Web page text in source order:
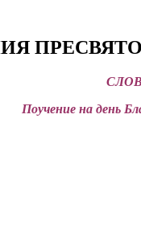
Поучение на день